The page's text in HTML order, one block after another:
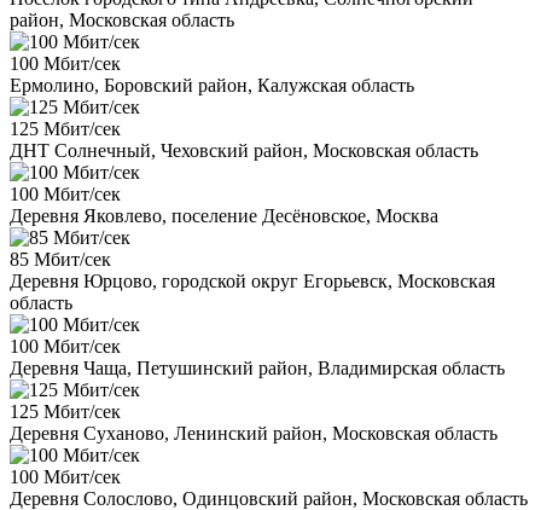
район, Московская область
100 Мбит/сек
Ермолино, Боровский район, Калужская область
125 Мбит/сек
ДНТ Солнечный, Чеховский район, Московская область
100 Мбит/сек
Деревня Яковлево, поселение Десёновское, Москва
85 Мбит/сек
Деревня Юрцово, городской округ Егорьевск, Московская
область
100 Мбит/сек
Деревня Чаща, Петушинский район, Владимирская область
125 Мбит/сек
Деревня Суханово, Ленинский район, Московская область
100 Мбит/сек
Деревня Солослово, Одинцовский район, Московская область